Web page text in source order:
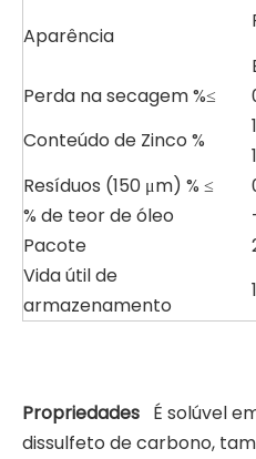
Aparência
Perda na secagem %≤
Conteúdo de Zinco %
Resíduos (150 μm) % ≤
% de teor de óleo
Pacote
Vida útil de
armazenamento
Propriedades É solúvel
dissulfeto de carbono,